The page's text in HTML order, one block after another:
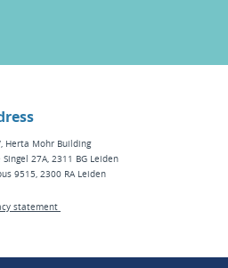
Herta Mohr Building
27A, 2311 BG Leiden
9515, 2300 RA Leiden
statement